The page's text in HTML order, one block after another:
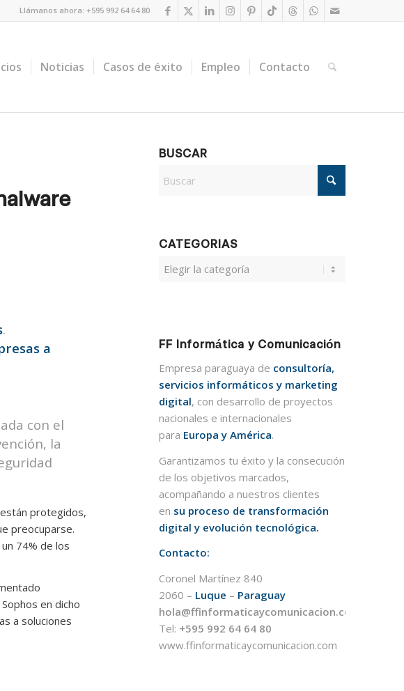
Llámanos ahora: +595 992 64 64 80
Noticias Casos de éxito Empleo Contacto
.
a
con el
la
están protegidos,
preocuparse.
74% de los
en dicho
a soluciones
BUSCAR
CATEGORIAS
CATEGORIAS
FF Informática y Comunicación
Empresa paraguaya de consultoría,
servicios informáticos y marketing
digital, con desarrollo de proyectos
nacionales e internacionales
para Europa y América.
Garantizamos tu éxito y la consecución
de los objetivos marcados,
acompañando a nuestros clientes
en su proceso de transformación
digital y evolución tecnológica.
Contacto:
Coronel Martínez 840
2060 – Luque – Paraguay
hola@ffinformaticaycomunicacion.com
Tel: +595 992 64 64 80
www.ffinformaticaycomunicacion.com